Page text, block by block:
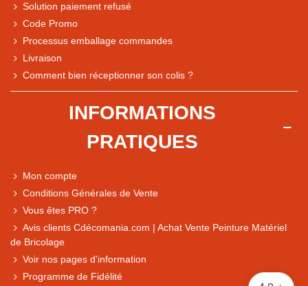
Comparaison des performances du magasin
Express, Chez vous, Point relais, Retrait magasin
Solution paiement refusé
Code Promo
Processus emballage commandes
Livraison
Comment bien réceptionner son colis ?
INFORMATIONS
PRATIQUES
Mon compte
Conditions Générales de Vente
Vous êtes PRO ?
Avis clients Cdécomania.com | Achat Vente Peinture Matériel
de Bricolage
Voir nos pages d'information
Programme de Fidélité